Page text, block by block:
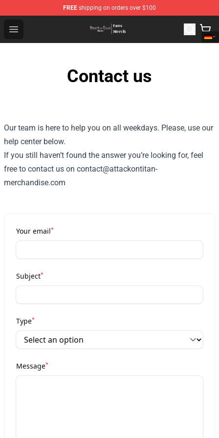
FREE shipping on orders over $100
Open menu
Attack On Titan Store - Official Attack On Titan
Contact us
Our team is here to help you on all weekdays. Please, use our
help center below.
If you still haven’t found the answer you’re looking for, feel
free to contact us on contact@attackontitan-
merchandise.com